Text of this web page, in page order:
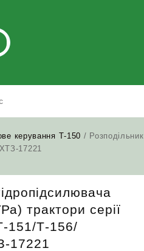
керування Т-150 / Розподільник
трактори серії
Т‑156/